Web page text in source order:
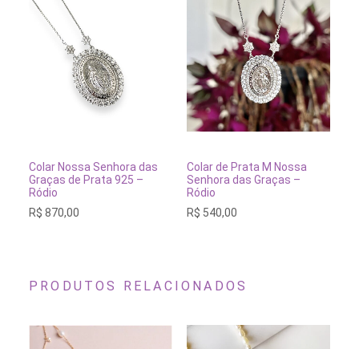
ADICIONAR AO CARRINHO
Colar Nossa Senhora das
Graças de Prata 925 –
Ródio
R$ 870,00
ADICIONAR AO
Colar de Prata M Nossa
Senhora das Graças –
Ródio
R$ 540,00
PRODUTOS RELACIONADOS